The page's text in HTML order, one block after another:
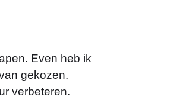
Even heb ik
gekozen.
verbeteren.